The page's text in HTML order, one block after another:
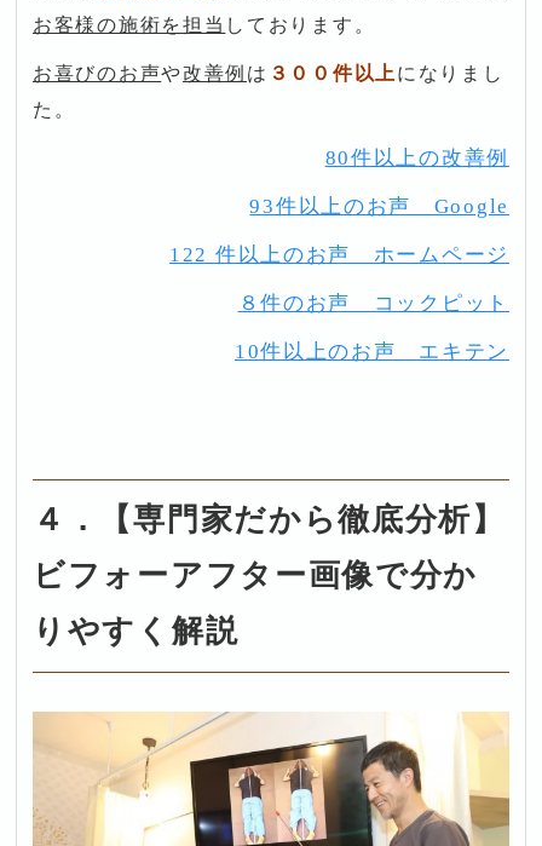
お客様の施術を担当 しております。
お喜びのお声や改善例 は ３００件以上 になりまし
た。
80件以上の改善例
93件以上のお声 Google
122 件以上のお声 ホームページ
８件のお声 コックピット
10件以上のお声 エキテン
４．【専門家だから徹底分析】
ビフォーアフター画像で分か
りやすく解説